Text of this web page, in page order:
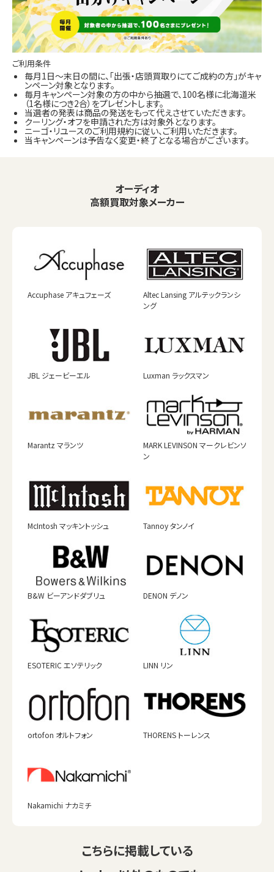
ご利用条件
毎月1日～末日の間に、「出張・店頭買取りにてご成約の方」がキャ
ンペーン対象となります。
毎月キャンペーン対象の方の中から抽選で、100名様に北海道米
（1名様につき2合）をプレゼントします。
当選者の発表は商品の発送をもって代えさせていただきます。
クーリング・オフを申請された方は対象外となります。
ニーゴ・リユースのご利用規約に従い、ご利用いただきます。
当キャンペーンは予告なく変更・終了となる場合がございます。
オーディオ
高額買取対象メーカー
Accuphase アキュフェーズ
Altec Lansing アルテックランシ
ング
JBL ジェービーエル Luxman ラックスマン
Marantz マランツ
MARK LEVINSON マークレビンソ
ン
McIntosh マッキントッシュ Tannoy タンノイ
B&W ビーアンドダブリュ DENON デノン
ESOTERIC エソテリック LINN リン
ortofon オルトフォン THORENS トーレンス
Nakamichi ナカミチ
こちらに掲載している